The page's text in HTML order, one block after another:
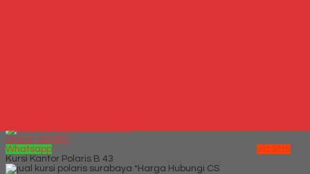
QUICK ORDER
Whatsapp
via SMS
Kursi Kantor Polaris B 43
*Harga Hubungi CS